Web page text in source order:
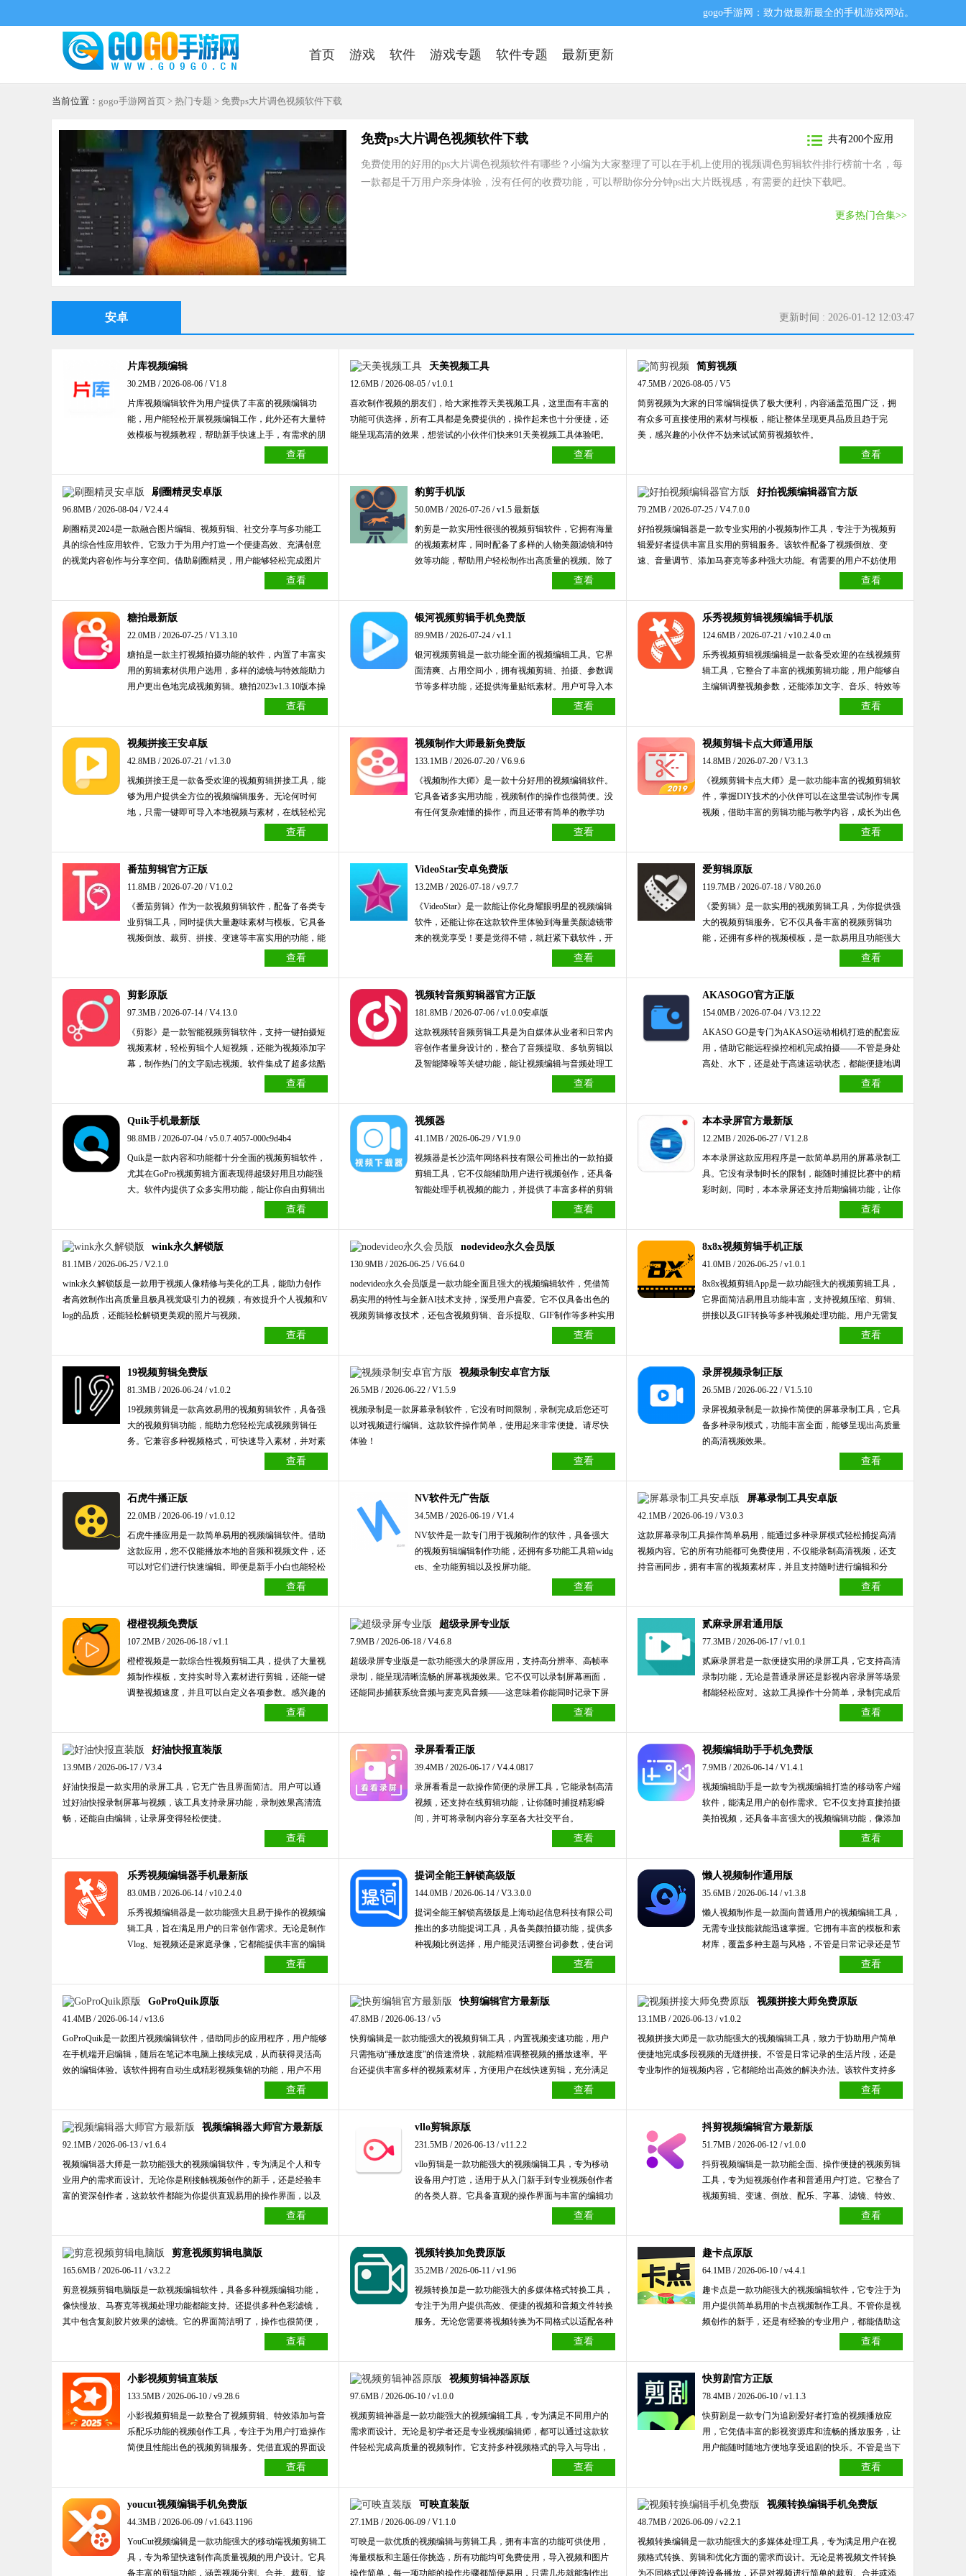
gogo手游网：致力做最新最全的手机游戏网站。
首页 游戏 软件 游戏专题 软件专题 最新更新
当前位置： gogo手游网首页 > 热门专题 > 免费ps大片调色视频软件下载
免费ps大片调色视频软件下载 共有200个应用
免费使用的好用的ps大片调色视频软件有哪些？小编为大家整理了可以在手机上使用的视频调色剪辑软件排行榜前十名，每
一款都是千万用户亲身体验，没有任何的收费功能，可以帮助你分分钟ps出大片既视感，有需要的赶快下载吧。
更多热门合集>>
安卓 更新时间 : 2026-01-12 12:03:47
片库视频编辑
30.2MB / 2026-08-06 / V1.8
片库视频编辑软件为用户提供了丰富的视频编辑功
能，用户能轻松开展视频编辑工作，此外还有大量特
效模板与视频教程，帮助新手快速上手，有需求的朋
查看
天美视频工具
12.6MB / 2026-08-05 / v1.0.1
喜欢制作视频的朋友们，给大家推荐天美视频工具，这里面有丰富的
功能可供选择，所有工具都是免费提供的，操作起来也十分便捷，还
能呈现高清的效果，想尝试的小伙伴们快来91天美视频工具体验吧。
查看
简剪视频
47.5MB / 2026-08-05 / V5
简剪视频为大家的日常编辑提供了极大便利，内容涵盖范围广泛，拥
有众多可直接使用的素材与模板，能让整体呈现更具品质且趋于完
美，感兴趣的小伙伴不妨来试试简剪视频软件。
查看
刷圈精灵安卓版
96.8MB / 2026-08-04 / V2.4.4
刷圈精灵2024是一款融合图片编辑、视频剪辑、社交分享与多功能工
具的综合性应用软件。它致力于为用户打造一个便捷高效、充满创意
的视觉内容创作与分享空间。借助刷圈精灵，用户能够轻松完成图片
的各类编辑操作，比如添加马赛克、文字、滤镜等，同时软件内置的
丰富素材库，也让用户可以自由施展创意，打造出独具特色的作品。
件，进行剪辑、合并、添加特效等操作，以满足多元化的视频创作需
求。
查看
豹剪手机版
50.0MB / 2026-07-26 / v1.5 最新版
豹剪是一款实用性很强的视频剪辑软件，它拥有海量
的视频素材库，同时配备了多样的人物美颜滤镜和特
效等功能，帮助用户轻松制作出高质量的视频。除了
基础的剪辑功能外，该软件还具备AI自动生成图片的
特性，特别适合自媒体从业者使用，有需要的用户可
查看
好拍视频编辑器官方版
79.2MB / 2026-07-25 / V4.7.0.0
好拍视频编辑器是一款专业实用的小视频制作工具，专注于为视频剪
辑爱好者提供丰富且实用的剪辑服务。该软件配备了视频倒放、变
速、音量调节、添加马赛克等多种强大功能。有需要的用户不妨使用
查看
糖拍最新版
22.0MB / 2026-07-25 / V1.3.10
糖拍是一款主打视频拍摄功能的软件，内置了丰富实
用的剪辑素材供用户选用，多样的滤镜与特效能助力
用户更出色地完成视频剪辑。糖拍2023v1.3.10版本操
作简单便捷，用户可自由挑选心仪的效果，还有超多
实用工具为创作提供支持。感兴趣的用户不妨来体验
查看
银河视频剪辑手机免费版
89.9MB / 2026-07-24 / v1.1
银河视频剪辑是一款功能全面的视频编辑工具。它界
面清爽、占用空间小，拥有视频剪辑、拍摄、参数调
节等多样功能，还提供海量贴纸素材。用户可导入本
地视频进行创作，软件支持实时预览效果，便于随时
调整。此外，软件配备作品库，编辑完成的视频能快
验一下！
查看
乐秀视频剪辑视频编辑手机版
124.6MB / 2026-07-21 / v10.2.4.0 cn
乐秀视频剪辑视频编辑是一款备受欢迎的在线视频剪
辑工具，它整合了丰富的视频剪辑功能，用户能够自
主编辑调整视频参数，还能添加文字、音乐、特效等
元素，轻松打造个性化视频。此外，它拥有海量视频
模板，支持用户便捷录制超高清视频，呈现出多样的
新界面设计，无需任何基础即可快速上手，用户能直
接创作流行短视频并分享至社交媒体平台。有需要的
用户，欢迎前来本站下载使用。
查看
视频拼接王安卓版
42.8MB / 2026-07-21 / v1.3.0
视频拼接王是一款备受欢迎的视频剪辑拼接工具，能
够为用户提供全方位的视频编辑服务。无论何时何
地，只需一键即可导入本地视频与素材，在线轻松完
成视频编辑操作。此外，它还支持添加背景音乐、模
板、滤镜等元素，助力用户自由创作个性化视频，全
户可根据自身需求编辑精彩瞬间，尽情享受高品质的
视频编辑服务，轻松打造独特的视频效果并进行保存
分享。有需要的用户，欢迎前往本站获取该软件。
查看
视频制作大师最新免费版
133.1MB / 2026-07-20 / V6.9.6
《视频制作大师》是一款十分好用的视频编辑软件。
它具备诸多实用功能，视频制作的操作也很简便。没
有任何复杂难懂的操作，而且还带有简单的教学功
能，能让大家轻松学习到一些实用的技能！感兴趣的
查看
视频剪辑卡点大师通用版
14.8MB / 2026-07-20 / V3.1.3
《视频剪辑卡点大师》是一款功能丰富的视频剪辑软
件，掌握DIY技术的小伙伴可以在这里尝试制作专属
视频，借助丰富的剪辑功能与教学内容，成长为出色
的视频剪辑师！感兴趣的小伙伴快来体验吧！
查看
番茄剪辑官方正版
11.8MB / 2026-07-20 / V1.0.2
《番茄剪辑》作为一款视频剪辑软件，配备了各类专
业剪辑工具，同时提供大量趣味素材与模板。它具备
视频倒放、裁剪、拼接、变速等丰富实用的功能，能
为照片增添更多色彩，让你的照片在朋友圈中更具吸
引力；还可给视频添加边框，避免画面单调。欢迎来
查看
VideoStar安卓免费版
13.2MB / 2026-07-18 / v9.7.7
《VideoStar》是一款能让你化身耀眼明星的视频编辑
软件，还能让你在这款软件里体验到海量美颜滤镜带
来的视觉享受！要是觉得不错，就赶紧下载软件，开
查看
爱剪辑原版
119.7MB / 2026-07-18 / V80.26.0
《爱剪辑》是一款实用的视频剪辑工具，为你提供强
大的视频剪辑服务。它不仅具备丰富的视频剪辑功
能，还拥有多样的视频模板，是一款易用且功能强大
的视频剪辑软件，能让你自由地剪辑视频。感兴趣的
查看
剪影原版
97.3MB / 2026-07-14 / V4.13.0
《剪影》是一款智能视频剪辑软件，支持一键拍摄短
视频素材，轻松剪辑个人短视频，还能为视频添加字
幕，制作热门的文字励志视频。软件集成了超多炫酷
模板与海量精美素材，一键即可生成微视频，助你成
为出色的视频DIY达人！感兴趣的小伙伴快来体验
查看
视频转音频剪辑器官方正版
181.8MB / 2026-07-06 / v1.0.0安卓版
这款视频转音频剪辑工具是为自媒体从业者和日常内
容创作者量身设计的，整合了音频提取、多轨剪辑以
及智能降噪等关键功能，能让视频编辑与音频处理工
作变得更高效、更便捷。用户可以直接导入视频开展
个性化剪辑，提取自己需要的片段，并且该工具还支
下轻松产出高质量作品，显著提高创作效率与操作感
受。
查看
AKASOGO官方正版
154.0MB / 2026-07-04 / V3.12.22
AKASO GO是专门为AKASO运动相机打造的配套应
用，借助它能远程操控相机完成拍摄——不管是身处
高处、水下，还是处于高速运动状态，都能便捷地调
整拍摄参数、开启或停止录制，还能实时预览画面。
该应用操作流程简单明了，适合不同类型的摄影爱好
查看
Quik手机最新版
98.8MB / 2026-07-04 / v5.0.7.4057-000c9d4b4
Quik是一款内容和功能都十分全面的视频剪辑软件，
尤其在GoPro视频剪辑方面表现得超级好用且功能强
大。软件内提供了众多实用功能，能让你自由剪辑出
丰富多样的效果，同时还具备多种导入功能，方便你
查看
视频器
41.1MB / 2026-06-29 / V1.9.0
视频器是长沙流年网络科技有限公司推出的一款拍摄
剪辑工具，它不仅能辅助用户进行视频创作，还具备
智能处理手机视频的能力，并提供了丰富多样的剪辑
功能。用户可以通过裁剪视频时长，使视频呈现更为
精准；也能借助边框剪切来放大展示视频内容。此
成表情包，生成后可当场保存并直接使用。
查看
本本录屏官方最新版
12.2MB / 2026-06-27 / V1.2.8
本本录屏这款应用程序是一款简单易用的屏幕录制工
具。它没有录制时长的限制，能随时捕捉比赛中的精
彩时刻。同时，本本录屏还支持后期编辑功能，让你
查看
wink永久解锁版
81.1MB / 2026-06-25 / V2.1.0
wink永久解锁版是一款用于视频人像精修与美化的工具，能助力创作
者高效制作出高质量且极具视觉吸引力的视频，有效提升个人视频和V
log的品质，还能轻松解锁更美观的照片与视频。
查看
nodevideo永久会员版
130.9MB / 2026-06-25 / V6.64.0
nodevideo永久会员版是一款功能全面且强大的视频编辑软件，凭借简
易实用的特性与全新AI技术支持，深受用户喜爱。它不仅具备出色的
视频剪辑修改技术，还包含视频剪辑、音乐提取、GIF制作等多种实用
查看
8x8x视频剪辑手机正版
41.0MB / 2026-06-25 / v1.0.1
8x8x视频剪辑App是一款功能强大的视频剪辑工具，
它界面简洁易用且功能丰富，支持视频压缩、剪辑、
拼接以及GIF转换等多种视频处理功能。用户无需复
杂操作就能轻松创作，一站式满足视频创作需求，快
查看
19视频剪辑免费版
81.3MB / 2026-06-24 / v1.0.2
19视频剪辑是一款高效易用的视频剪辑软件，具备强
大的视频剪辑功能，能助力您轻松完成视频剪辑任
务。它兼容多种视频格式，可快速导入素材，并对素
材进行精准的剪辑、拼接、合成等操作。而且，它还
提供了丰富的特效、滤镜和音效，能让您的视频更具
员、学生、教师以及视频爱好者。
查看
视频录制安卓官方版
26.5MB / 2026-06-22 / V1.5.9
视频录制是一款屏幕录制软件，它没有时间限制，录制完成后您还可
以对视频进行编辑。这款软件操作简单，使用起来非常便捷。请尽快
体验！
查看
录屏视频录制正版
26.5MB / 2026-06-22 / V1.5.10
录屏视频录制是一款操作简便的屏幕录制工具，它具
备多种录制模式，功能丰富全面，能够呈现出高质量
的高清视频效果。
查看
石虎牛播正版
22.0MB / 2026-06-19 / v1.0.12
石虎牛播应用是一款简单易用的视频编辑软件。借助
这款应用，您不仅能播放本地的音频和视频文件，还
可以对它们进行快速编辑。即便是新手小白也能轻松
查看
NV软件无广告版
34.5MB / 2026-06-19 / V1.4
NV软件是一款专门用于视频制作的软件，具备强大
的视频剪辑编辑制作功能，还拥有多功能工具箱widg
ets、全功能剪辑以及投屏功能。
查看
屏幕录制工具安卓版
42.1MB / 2026-06-19 / V3.0.3
这款屏幕录制工具操作简单易用，能通过多种录屏模式轻松捕捉高清
视频内容。它的所有功能都可免费使用，不仅能录制高清视频，还支
持音画同步，拥有丰富的视频素材库，并且支持随时进行编辑和分
查看
橙橙视频免费版
107.2MB / 2026-06-18 / v1.1
橙橙视频是一款综合性视频剪辑工具，提供了大量视
频制作模板，支持实时导入素材进行剪辑，还能一键
调整视频速度，并且可以自定义各项参数。感兴趣的
查看
超级录屏专业版
7.9MB / 2026-06-18 / V4.6.8
超级录屏专业版是一款功能强大的录屏应用，支持高分辨率、高帧率
录制，能呈现清晰流畅的屏幕视频效果。它不仅可以录制屏幕画面，
还能同步捕获系统音频与麦克风音频——这意味着你能同时记录下屏
幕里的声音和自己的语音解说，让录制内容更具生动性。不妨来体验
查看
贰麻录屏君通用版
77.3MB / 2026-06-17 / v1.0.1
贰麻录屏君是一款便捷实用的录屏工具，它支持高清
录制功能，无论是普通录屏还是影视内容录屏等场景
都能轻松应对。这款工具操作十分简单，录制完成后
还可以直接进行剪辑处理，并且包含横屏录制和竖屏
录制两种模式，能够满足大家日常的各类录屏需求，
查看
好油快报直装版
13.9MB / 2026-06-17 / V3.4
好油快报是一款实用的录屏工具，它无广告且界面简洁。用户可以通
过好油快报录制屏幕与视频，该工具支持录屏功能，录制效果高清流
畅，还能自由编辑，让录屏变得轻松便捷。
查看
录屏看看正版
39.4MB / 2026-06-17 / V4.4.0817
录屏看看是一款操作简便的录屏工具，它能录制高清
视频，还支持在线剪辑功能，让你随时捕捉精彩瞬
间，并可将录制内容分享至各大社交平台。
查看
视频编辑助手手机免费版
7.9MB / 2026-06-14 / V1.4.1
视频编辑助手是一款专为视频编辑打造的移动客户端
软件，能满足用户的创作需求。它不仅支持直接拍摄
美拍视频，还具备丰富强大的视频编辑功能，像添加
字幕、配乐、视频拼接等操作都能轻松实现。
查看
乐秀视频编辑器手机最新版
83.0MB / 2026-06-14 / v10.2.4.0
乐秀视频编辑器是一款功能强大且易于操作的视频编
辑工具，旨在满足用户的日常创作需求。无论是制作
Vlog、短视频还是家庭录像，它都能提供丰富的编辑
功能和特效资源。软件配备多种滤镜、转场效果、贴
纸和背景音乐，让用户可以轻松打造出专业级的视频
容多种分辨率设置，能适配不同平台的分享需求。它
简洁直观的操作界面便于新手快速上手，而多样化的
高级功能则可满足专业用户的复杂需求。
查看
提词全能王解锁高级版
144.0MB / 2026-06-14 / V3.3.0.0
提词全能王解锁高级版是上海动起信息科技有限公司
推出的多功能提词工具，具备美颜拍摄功能，提供多
种视频比例选择，用户能灵活调整台词参数，使台词
随语速滚动，并且支持高清输出，确保画质无损。它
配备可透视的悬浮面板，可一键悬浮在多款应用之
眼神游离等问题。
查看
懒人视频制作通用版
35.6MB / 2026-06-14 / v1.3.8
懒人视频制作是一款面向普通用户的视频编辑工具，
无需专业技能就能迅速掌握。它拥有丰富的模板和素
材库，覆盖多种主题与风格，不管是日常记录还是节
日祝福，都能轻松创作出高质量视频。软件支持一键
导入图片、视频和音频，还有多种滤镜、字幕样式和
洁直观，适合各年龄段用户使用，是短视频创作者的
好帮手。
查看
GoProQuik原版
41.4MB / 2026-06-14 / v13.6
GoProQuik是一款图片视频编辑软件，借助同步的应用程序，用户能够
在手机端开启编辑，随后在笔记本电脑上接续完成，从而获得灵活高
效的编辑体验。该软件拥有自动生成精彩视频集锦的功能，用户不用
手动编辑就能迅速观看和分享。不管是普通用户还是专业摄影师，都
可以通过这款应用程序轻松创作出令人赞叹的视频作品。
查看
快剪编辑官方最新版
47.8MB / 2026-06-13 / v5
快剪编辑是一款功能强大的视频剪辑工具，内置视频变速功能，用户
只需拖动“播放速度”的倍速滑块，就能精准调整视频的播放速率。平
台还提供丰富多样的视频素材库，方便用户在线快速剪辑，充分满足
各类创作场景的需求。此外，软件支持视频水印添加，用户可在创作
过程中为不同内容灵活设置标签，有效助力版权保护。无论用于个人
查看
视频拼接大师免费原版
13.1MB / 2026-06-13 / v1.0.2
视频拼接大师是一款功能强大的视频编辑工具，致力于协助用户简单
便捷地完成多段视频的无缝拼接。不管是日常记录的生活片段，还是
专业制作的短视频内容，它都能给出高效的解决办法。该软件支持多
种视频格式，兼容性出色，操作界面清晰明了，就算是新手也能迅速
掌握使用方法。借助丰富的转场效果和自定义设置，用户能够为拼接
的剪辑功能，比如裁剪、分割、添加字幕等，能满足用户的不同需
求，是视频创作爱好者的优质之选。
查看
视频编辑器大师官方最新版
92.1MB / 2026-06-13 / v1.6.4
视频编辑器大师是一款功能强大的视频编辑软件，专为满足个人和专
业用户的需求而设计。无论你是刚接触视频创作的新手，还是经验丰
富的资深创作者，这款软件都能为你提供直观易用的操作界面，以及
丰富多样的功能选项。它支持多种视频格式的导入与导出，涵盖了视
频剪辑、滤镜添加、转场效果设置、音频处理以及字幕制作等核心功
还配备了云端存储和项目自动保存功能，让用户的创作过程更加流
畅，无需担心数据丢失的问题。
查看
vllo剪辑原版
231.5MB / 2026-06-13 / v11.2.2
vllo剪辑是一款功能强大的视频编辑工具，专为移动
设备用户打造，适用于从入门新手到专业视频创作者
的各类人群。它具备直观的操作界面与丰富的编辑功
能，涵盖剪辑、滤镜、转场、文字添加以及音频处理
等，助力用户轻松制作出高品质的视频内容。无论是
都能满足需求。此外，软件支持多种分辨率导出，保
障视频在不同平台上的兼容性与清晰度。其素材库持
续更新，用户可使用各类特效和模板，进一步提高创
作效率。
查看
抖剪视频编辑官方最新版
51.7MB / 2026-06-12 / v1.0.0
抖剪视频编辑是一款功能全面、操作便捷的视频剪辑
工具，专为短视频创作者和普通用户打造。它整合了
视频剪辑、变速、倒放、配乐、字幕、滤镜、特效、
去水印等多种实用功能，支持自由裁剪、拼接合并与
画中画制作，能够满足日常Vlog、朋友圈分享、抖音
效，用户可一键生成卡点视频、表白视频、微商宣传
等内容，即使是新手也能轻松上手，快速制作出专业
级视频作品。
查看
剪意视频剪辑电脑版
165.6MB / 2026-06-11 / v3.2.2
剪意视频剪辑电脑版是一款视频编辑软件，具备多种视频编辑功能，
像快慢放、马赛克等视频处理功能都能支持。还提供多种色彩滤镜，
其中包含复刻胶片效果的滤镜。它的界面简洁明了，操作也很简便，
就算是新手也能迅速掌握。能为用户提供从拍摄到编辑再到制作的一
查看
视频转换加免费原版
35.2MB / 2026-06-11 / v1.96
视频转换加是一款功能强大的多媒体格式转换工具，
专注于为用户提供高效、便捷的视频和音频文件转换
服务。无论您需要将视频转换为不同格式以适配各种
设备，还是提取音频文件，这款软件都能轻松满足需
求。其直观的操作界面使得即使是初学者也能快速上
效率。此外，视频转换加提供多种预设参数，确保输
出文件的质量和兼容性，是视频编辑爱好者和普通用
户的理想选择。
查看
趣卡点原版
64.1MB / 2026-06-10 / v4.4.1
趣卡点是一款功能强大的视频编辑软件，它专注于为
用户提供简单易用的卡点视频制作工具。不管你是视
频创作的新手，还是有经验的专业用户，都能借助这
款软件快速打造出炫酷的短视频作品。软件拥有丰富
的模板和素材库，覆盖多种风格与主题，能够满足不
乐、特效和滤镜，让你的视频更具个性化特色。它的
操作界面简洁直观，即便你是零基础的用户，也能轻
松上手操作。此外，软件还提供了详细的教程和实时
客服支持，助力用户解决使用过程中遇到的各种问
题。
查看
小影视频剪辑直装版
133.5MB / 2026-06-10 / v9.28.6
小影视频剪辑是一款整合了视频剪辑、特效添加与音
乐配乐功能的视频创作工具，专注于为用户打造操作
简便且性能出色的视频剪辑服务。凭借直观的界面设
计和多样的功能选项，它能助力用户高效完成视频制
作。该软件不仅兼容多种视频格式，还能提供高清流
都适用。
查看
视频剪辑神器原版
97.6MB / 2026-06-10 / v1.0.0
视频剪辑神器是一款功能强大的视频编辑工具，专为满足不同用户的
需求而设计。无论是初学者还是专业视频编辑师，都可以通过这款软
件轻松完成高质量的视频制作。它支持多种视频格式的导入与导出，
具备直观的操作界面和丰富的编辑功能，涵盖剪辑、拼接、添加滤
镜、插入字幕以及调整音频等。此外，视频剪辑神器还提供了海量的
作短视频、Vlog还是专业宣传片，这款软件都能为您提供全面的支
持。
查看
快剪剧官方正版
78.4MB / 2026-06-10 / v1.1.3
快剪剧是一款专门为追剧爱好者打造的视频播放应
用，它凭借丰富的影视资源库和流畅的播放服务，让
用户能随时随地方便地享受追剧的快乐。不管是当下
热门的电影、广受好评的经典电视剧、人气高涨的综
艺节目，还是各类精彩动漫，用户都能在这个平台上
验外，还借助智能算法推荐和离线下载功能，满足了
用户在不同环境下的观影需求。
查看
youcut视频编辑手机免费版
44.3MB / 2026-06-09 / v1.643.1196
YouCut视频编辑是一款功能强大的移动端视频剪辑工
具，专为希望快速制作高质量视频的用户设计。它具
备丰富的剪辑功能，涵盖视频分割、合并、裁剪、旋
可映直装版
27.1MB / 2026-06-09 / V1.1.0
可映是一款优质的视频编辑与剪辑工具，拥有丰富的功能可供使用，
海量模板和主题任你挑选，所有功能均可免费使用，导入视频和图片
操作简单，每一项功能的操作步骤都简便易用，只需几步就能制作出
视频转换编辑手机免费版
48.7MB / 2026-06-09 / v2.2.1
视频转换编辑是一款功能强大的多媒体处理工具，专为满足用户在视
频格式转换、剪辑和优化方面的需求而设计。无论是将视频文件转换
为不同格式以便跨设备播放，还是对视频进行简单的裁剪、合并或添